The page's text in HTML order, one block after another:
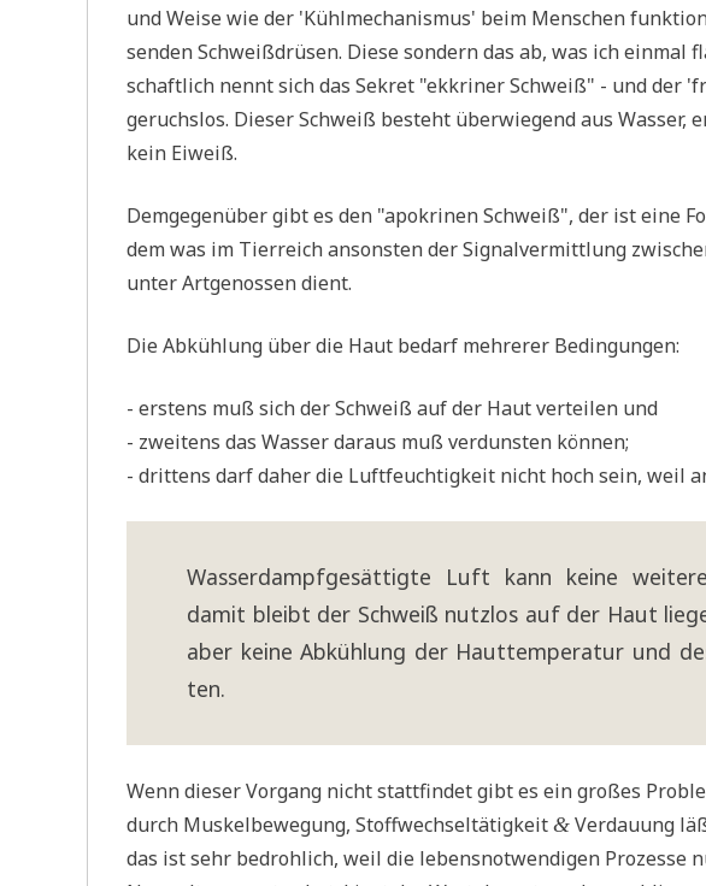
und Wei­se wie der 'Kühl­me­cha­nis­mus' beim Men­schen
sen­den Schweiß­drü­sen. Die­se son­dern das ab, was ich ein­mal
schaft­lich nennt sich das Sekret "ekkri­ner Schweiß" - und der
geruchs­los. Die­ser Schweiß besteht über­wie­gend aus
kein Eiweiß.
Dem­ge­gen­über gibt es den "apo­kri­nen Schweiß", der ist eine
dem was im Tier­reich anson­sten der Signal­ver­mitt­lung
unter Art­ge­nos­sen dient.
Die Abküh­lung über die Haut bedarf meh­re­rer Bedingungen:
- erstens muß sich der Schweiß auf der Haut ver­tei­len und
- zwei­tens das Was­ser dar­aus muß ver­dun­sten können;
- drit­tens darf daher die Luft­feuch­tig­keit nicht hoch sein, weil
Was­ser­dampf­ge­sät­tig­te Luft kann kei­ne
damit bleibt der Schweiß nutz­los auf der Haut
aber kei­ne Abküh­lung der Haut­tem­pe­ra­tur und
ten.
Wenn die­ser Vor­gang nicht statt­fin­det gibt es ein gro­ßes
durch Mus­kel­be­we­gung, Stoff­wech­sel­tä­tig­keit & Ver­dau­ung
das ist sehr bedroh­lich, weil die lebens­not­wen­di­gen